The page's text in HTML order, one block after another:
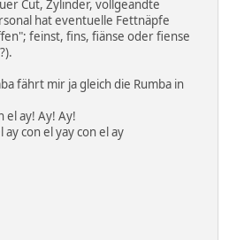
Cut, Zylinder, vollgeandte
hat eventuelle Fettnäpfe
feinst, fins, fiänse oder fiense
fährt mir ja gleich die Rumba in
el ay! Ay! Ay!
ay con el yay con el ay